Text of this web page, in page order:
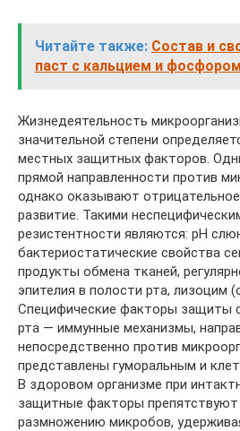
Читайте также: Состав и
паст с кальцием и фосфором
Жизнедеятельность
значительной степени
местных защитных факторов.
прямой направленности против
однако оказывают
развитие. Такими
резистентности являются: pH
бактериостатические свойства
продукты обмена тканей,
эпителия в полости рта, лизоцим
Специфические факторы защиты
рта — иммунные механизмы,
непосредственно против
представлены гуморальным и
В здоровом организме при
защитные факторы препятствуют
размножению микробов,